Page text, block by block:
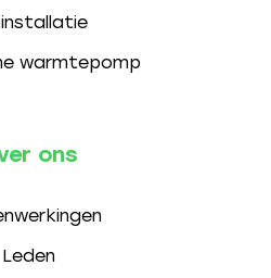
warmtepomp
ons
Leden